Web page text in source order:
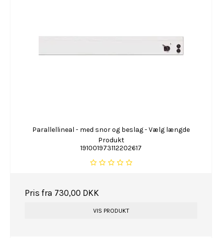
Parallellineal - med snor og beslag - Vælg længde
Produkt
191001973112202617
Pris fra 730,00 DKK
VIS PRODUKT